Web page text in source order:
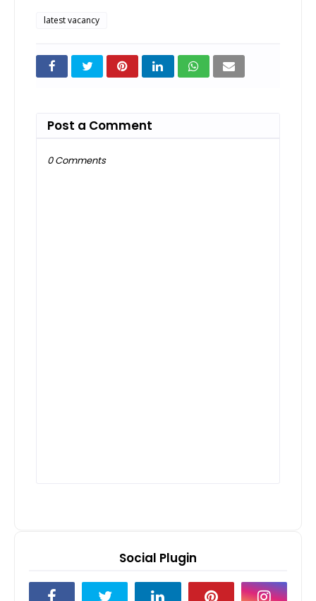
latest vacancy
Post a Comment
0 Comments
Social Plugin